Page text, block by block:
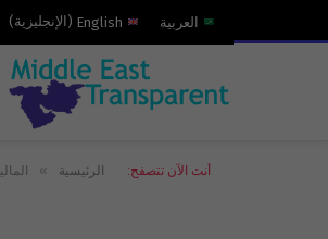
العربية English
( الإنجليزية)
أنت الآن تتصفح: الرئيسية »